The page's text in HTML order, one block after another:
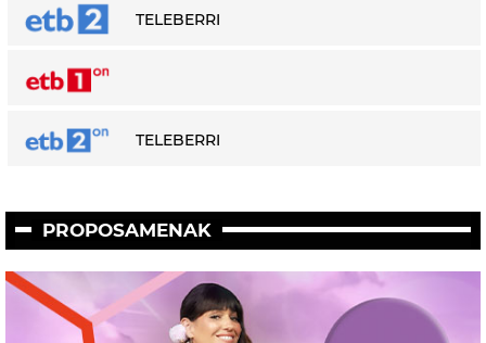
TELEBERRI
TELEBERRI
PROPOSAMENAK